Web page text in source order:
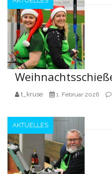
t_kruse 1. Februar 2026
AKTUELLES